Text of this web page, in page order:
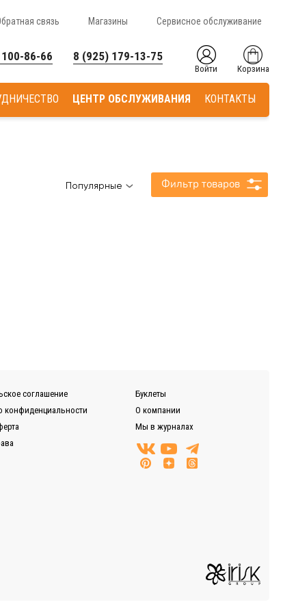
связь Магазины Сервисное обслуживание
86-66 8 (925) 179-13-75
Войти Корзина
КОНТАКТЫ
ЦЕНТР ОБСЛУЖИВАНИЯ
Популярные Фильтр товаров
соглашение
конфиденциальности
Буклеты
О компании
Мы в журналах